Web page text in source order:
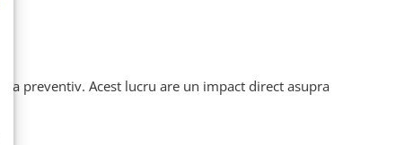
preventiv. Acest lucru are un impact direct asupra